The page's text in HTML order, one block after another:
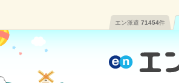
エン派遣 71454件